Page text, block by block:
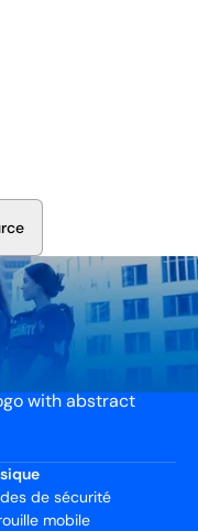
rce
de sécurité
mobile